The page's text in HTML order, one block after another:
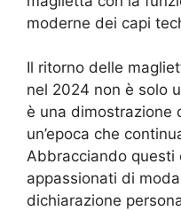
moderne dei capi
Il ritorno delle
nel 2024 non è solo
è una dimostrazione
un’epoca che
Abbracciando questi
appassionati di
dichiarazione